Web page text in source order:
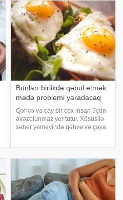
su əvəzinə daha rəngli və ləzzətli
içkilərə üstünlük verir. -a
istinadən xəbə
Bunları birlikdə qəbul etmək
mədə problemi yaradacaq
Qəhvə və çay bir çox insan üçün
əvəzolunmaz yer tutur. Xüsusilə
səhər yeməyində qəhvə və çaya
istinadən xəbər verir ki,
mütəxəssislə